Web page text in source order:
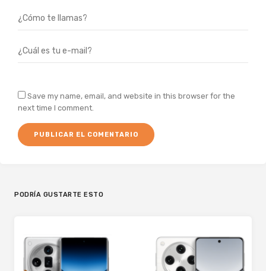
Save my name, email, and website in this browser for the
next time I comment.
PODRÍA GUSTARTE ESTO